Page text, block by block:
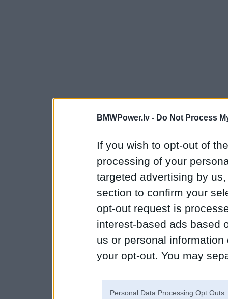
BMWPower.lv - Do Not Process
If you wish to opt-out of
processing of your
targeted advertising by
section to confirm your
opt-out request is
interest-based ads based
us or personal
your opt-out. You may
Personal Data Processing Opt Outs